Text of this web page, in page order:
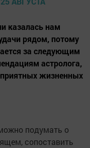
казалась нам
рядом, потому
за следующим
астролога,
жизненных
подумать о
сопоставить